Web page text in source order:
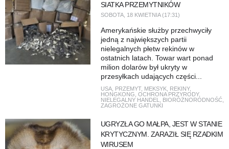
SIATKA PRZEMYTNIKÓW
SOBOTA, 18 KWIETNIA (17:31)
Amerykańskie służby przechwyciły
jedną z największych partii
nielegalnych płetw rekinów w
ostatnich latach. Towar wart ponad
milion dolarów był ukryty w
przesyłkach udających części...
USA, PRZEMYT, MEKSYK, REKINY,
HONGKONG OCHRONA PRZYRODY,
NIELEGALNY HANDEL
BIORÓŻNORODNOŚĆ,
ZAGROŻONE GATUNKI
UGRYZŁA GO MAŁPA, JEST W STANIE
KRYTYCZNYM. ZARAZIŁ SIĘ RZADKIM
WIRUSEM